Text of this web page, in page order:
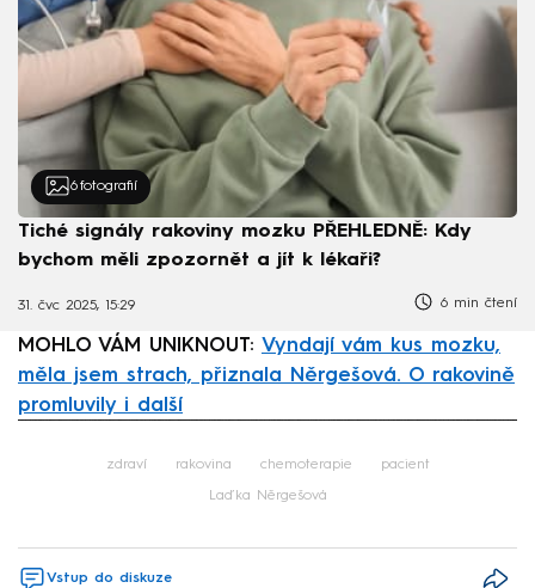
6 fotografií
Tiché signály rakoviny mozku PŘEHLEDNĚ: Kdy
bychom měli zpozornět a jít k lékaři?
31. čvc 2025, 15:29 6 min čtení
MOHLO VÁM UNIKNOUT: Vyndají vám kus mozku,
měla jsem strach, přiznala Něrgešová. O rakovině
promluvily i další
zdraví rakovina chemoterapie pacient
Laďka Něrgešová
Vstup do diskuze